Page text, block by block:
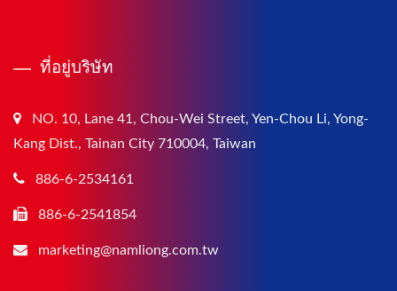
ที่อยู่บริษัท
NO. 10, Lane 41, Chou-Wei Street, Yen-Chou Li, Yong-
Kang Dist., Tainan City 710004, Taiwan
886-6-2534161
886-6-2541854
marketing@namliong.com.tw